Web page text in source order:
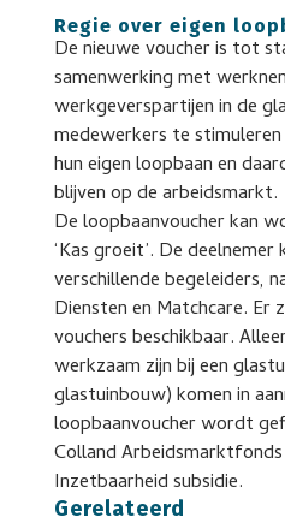
Regie over eigen
De nieuwe voucher is tot
samenwerking met
werkgeverspartijen in de
medewerkers te
hun eigen loopbaan en
blijven op de arbeidsmarkt.
De loopbaanvoucher kan
‘Kas groeit’. De
verschillende begeleiders,
Diensten en Matchcare. Er
vouchers beschikbaar.
werkzaam zijn bij een
glastuinbouw) komen in
loopbaanvoucher wordt
Colland Arbeidsmarktfonds
Inzetbaarheid subsidie.
Gerelateerd